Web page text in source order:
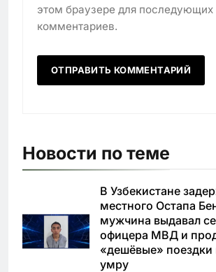
этом браузере для последующих
комментариев.
Новости по теме
В Узбекистане
местного Остапа
мужчина выдавал
офицера МВД и
«дешёвые» поездки
умру